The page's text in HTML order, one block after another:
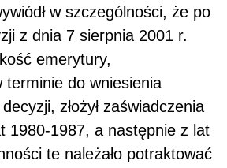
w szczególności, że po
z dnia 7 sierpnia 2001 r.
emerytury,
terminie do wniesienia
złożył zaświadczenia
1980-1987, a następnie z lat
te należało potraktować